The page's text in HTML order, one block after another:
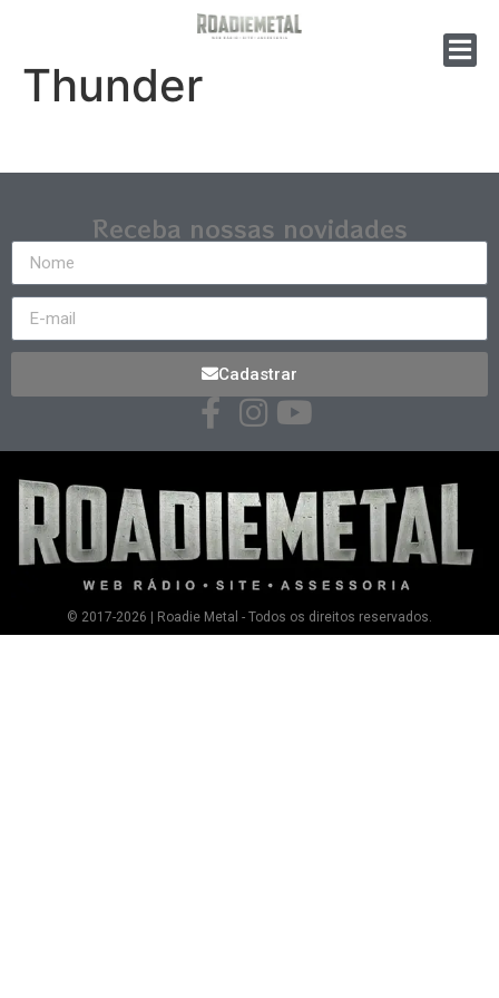
Thunder
Receba nossas novidades
Cadastrar
© 2017-2026 | Roadie Metal - Todos os direitos reservados.